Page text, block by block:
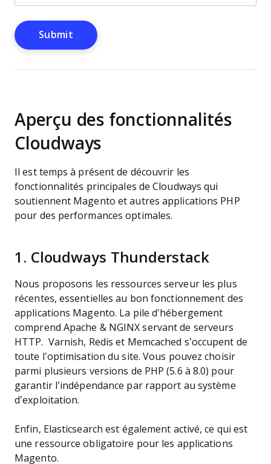
Aperçu des fonctionnalités
Cloudways
Il est temps à présent de découvrir les
fonctionnalités principales de Cloudways qui
soutiennent Magento et autres applications PHP
pour des performances optimales.
1. Cloudways Thunderstack
Nous proposons les ressources serveur les plus
récentes, essentielles au bon fonctionnement des
applications Magento. La pile d’hébergement
comprend Apache & NGINX servant de serveurs
HTTP. Varnish, Redis et Memcached s’occupent de
toute l’optimisation du site. Vous pouvez choisir
parmi plusieurs versions de PHP (5.6 à 8.0) pour
garantir l’indépendance par rapport au système
d’exploitation.
Enfin, Elasticsearch est également activé, ce qui est
une ressource obligatoire pour les applications
Magento.